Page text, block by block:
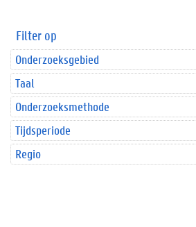
Filter op
Onderzoeksgebied
Taal
Onderzoeksmethode
Tijdsperiode
Regio